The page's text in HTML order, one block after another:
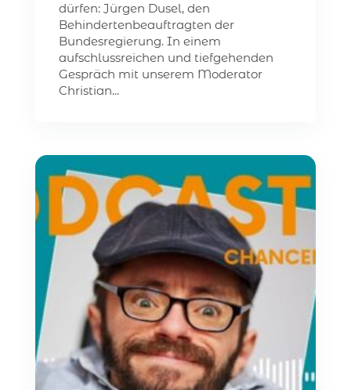
dürfen: Jürgen Dusel, den
Behindertenbeauftragten der
Bundesregierung. In einem
aufschlussreichen und tiefgehenden
Gespräch mit unserem Moderator
Christian...